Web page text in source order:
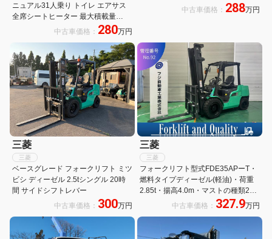
ニュアル31人乗り トイレ エアサス
全席シートヒーター 最大積載量
15825kg長さ1199cm 幅249cm 高さ
中古車価格： 280万円
中古車価格： 288万円
三菱
三菱
ベースグレード フォークリフト ミツ
ビシ ディーゼル 2.5tシングル 20時
間 サイドシフトレバー
中古車価格： 300万円
三菱
三菱
フォークリフト型式FDE35APーT・
燃料タイプディーゼル(軽油)・荷重
2.85t・揚高4.0m・マストの種類2
段・ヒンジ 公道走行可 アワーメータ
中古車価格： 327.9万円